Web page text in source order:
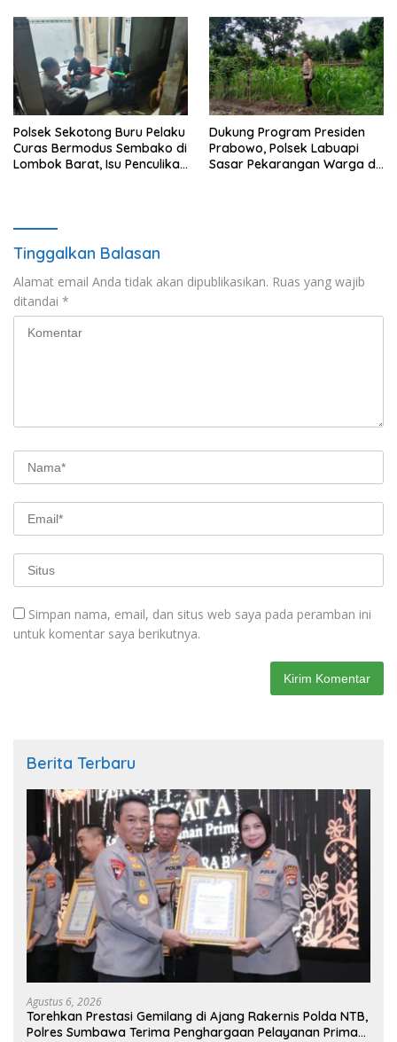
Polsek Sekotong Buru Pelaku
Curas Bermodus Sembako di
Lombok Barat, Isu Penculikan
Dukung Program Presiden
Prabowo, Polsek Labuapi
Sasar Pekarangan Warga di
Tinggalkan Balasan
Alamat email Anda tidak akan dipublikasikan. Ruas yang wajib
ditandai *
Simpan nama, email, dan situs web saya pada peramban ini
untuk komentar saya berikutnya.
Berita Terbaru
Agustus 6, 2026
Torehkan Prestasi Gemilang di Ajang Rakernis Polda NTB,
Polres Sumbawa Terima Penghargaan Pelayanan Prima